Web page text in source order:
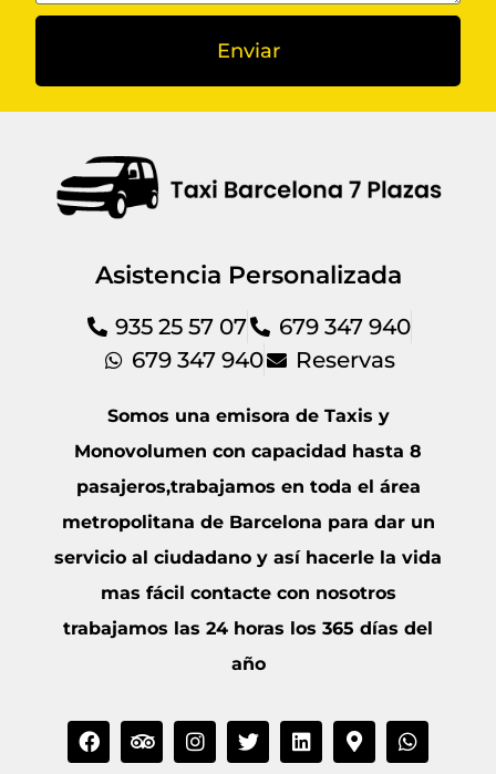
Enviar
Asistencia Personalizada
935 25 57 07
679 347 940
679 347 940
Reservas
Somos una emisora de Taxis y
Monovolumen con capacidad hasta 8
pasajeros,trabajamos en toda el área
metropolitana de Barcelona para dar un
servicio al ciudadano y así hacerle la vida
mas fácil contacte con nosotros
trabajamos las 24 horas los 365 días del
año